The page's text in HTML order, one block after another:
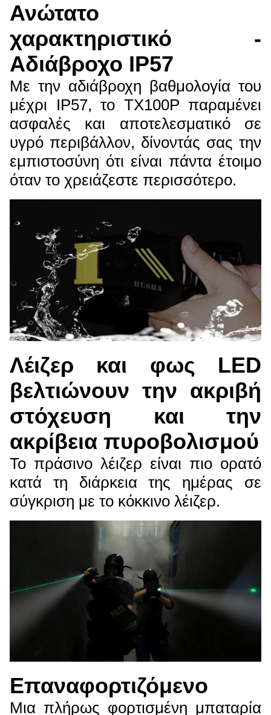
Ανώτατο
χαρακτηριστικό -
Αδιάβροχο IP57
Με την αδιάβροχη βαθμολογία του
μέχρι IP57, το TX100P παραμένει
ασφαλές και αποτελεσματικό σε
υγρό περιβάλλον, δίνοντάς σας την
εμπιστοσύνη ότι είναι πάντα έτοιμο
όταν το χρειάζεστε περισσότερο.
Λέιζερ και φως LED
βελτιώνουν την ακριβή
στόχευση και την
ακρίβεια πυροβολισμού
Το πράσινο λέιζερ είναι πιο ορατό
κατά τη διάρκεια της ημέρας σε
σύγκριση με το κόκκινο λέιζερ.
Επαναφορτιζόμενο
Μια πλήρως φορτισμένη μπαταρία